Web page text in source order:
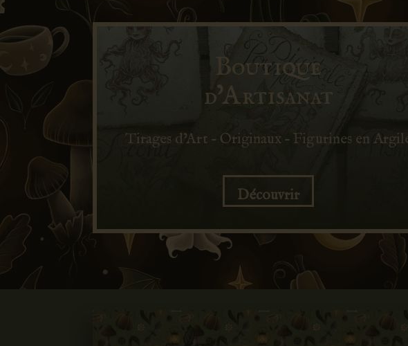
Boutique
d’Artisanat
Tirages d’Art – Originaux – Figurines en Argile
Découvrir